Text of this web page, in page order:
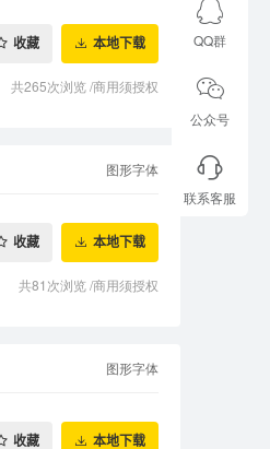
收藏 本地下载
共265次浏览/商用须授权
图形字体
收藏 本地下载
共81次浏览/商用须授权
图形字体
收藏 本地下载
QQ群
公众号
联系客服